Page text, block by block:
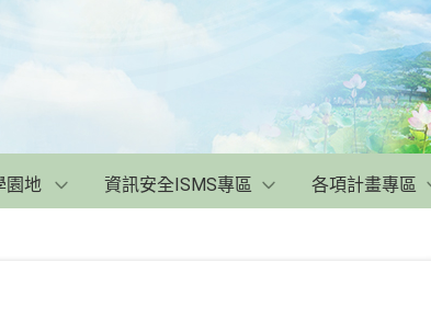
園地 資訊安全ISMS專區 各項計畫專區